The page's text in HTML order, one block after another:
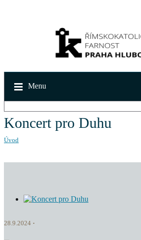
Menu
Koncert pro Duhu
Úvod
28.9.2024